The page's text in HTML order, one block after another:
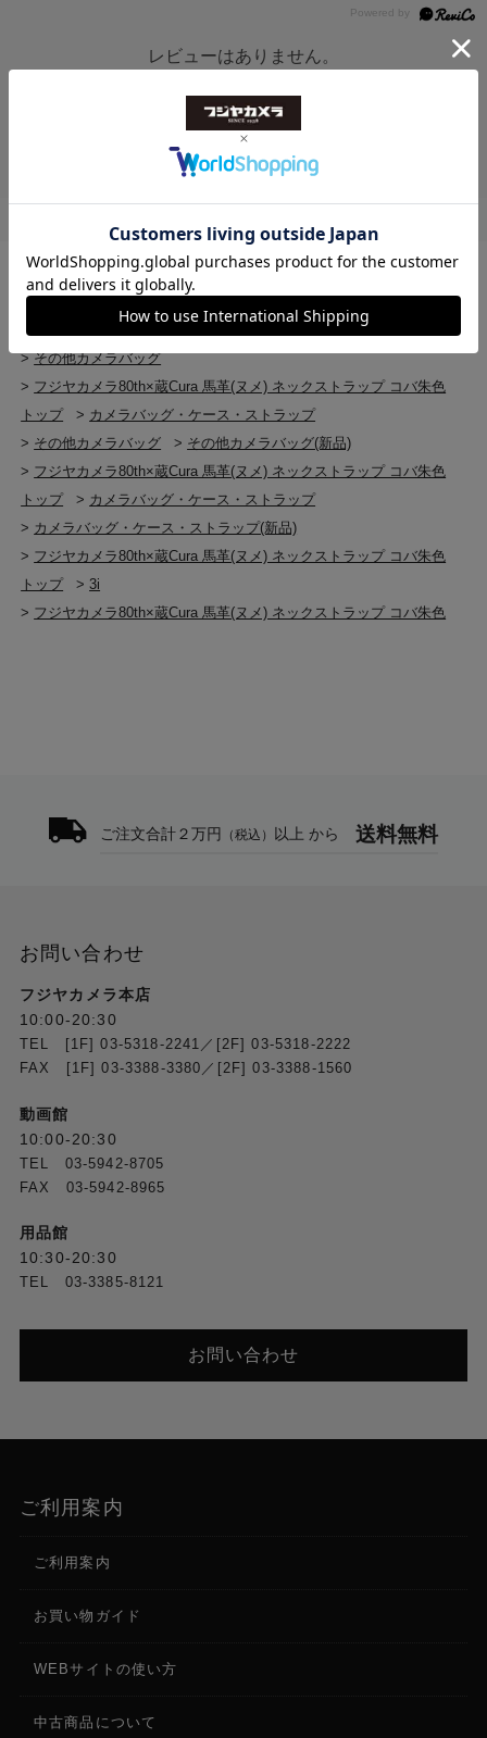
※本製品は天然素材である馬ヌメ革を用い、職人の手作
業により仕立てられています。革の部位や繊維の状態に
ます。また、使用に伴い革が馴染むことで、寸法や風合
いに変化が生じる場合があります。素材の個性としてご
※天然皮革の特性上、表面に小さなシミや色ムラ、細か
※本製品は、蔵Curaとの共同企画により、フジヤカメラ
設立80周年を記念して製作したモデルです。数量限定生
産となります。
レビューはありません。
カメラバッグ・ケース・ストラップ
>
トップ
>その他カメラバッグ
> フジヤカメラ80th×蔵Cura 馬革(ヌメ) ネックストラップ コバ朱色
トップ
> カメラバッグ・ケース・ストラップ
> その他カメラバッグ > その他カメラバッグ(新品)
> フジヤカメラ80th×蔵Cura 馬革(ヌメ) ネックストラップ コバ朱色
トップ
> カメラバッグ・ケース・ストラップ
> カメラバッグ・ケース・ストラップ(新品)
> フジヤカメラ80th×蔵Cura 馬革(ヌメ) ネックストラップ コバ朱色
トップ
> 3i
> フジヤカメラ80th×蔵Cura 馬革(ヌメ) ネックストラップ コバ朱色
ご注文合計２万円 （税込） 以上 から 送料無料
お問い合わせ
フジヤカメラ本店
10:00-20:30
TEL [1F] 03-5318-2241／[2F] 03-5318-2222
FAX [1F] 03-3388-3380／[2F] 03-3388-1560
動画館
10:00-20:30
TEL 03-5942-8705
FAX 03-5942-8965
用品館
10:30-20:30
TEL 03-3385-8121
お問い合わせ
ご利用案内
ご利用案内
お買い物ガイド
WEBサイトの使い方
中古商品について